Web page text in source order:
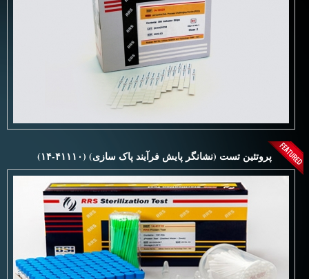
پروتئین تست (نشانگر پایش فرآیند پاک سازی) (۴۱۱۱۰-۱۴)